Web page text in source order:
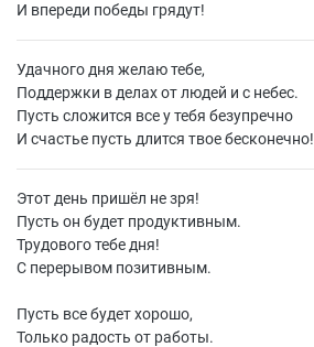
И впереди победы грядут!
Удачного дня желаю тебе,
Поддержки в делах от людей и с небес.
Пусть сложится все у тебя безупречно
И счастье пусть длится твое бесконечно!
Этот день пришёл не зря!
Пусть он будет продуктивным.
Трудового тебе дня!
С перерывом позитивным.
Пусть все будет хорошо,
Только радость от работы.